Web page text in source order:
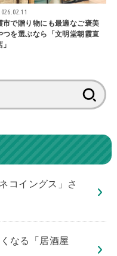
市で贈り物にも最適なご褒美
つを選ぶなら「文明堂朝霞直
コイングス」さ
なる「居酒屋